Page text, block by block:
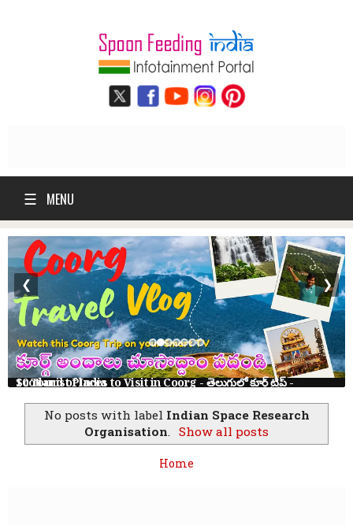
☰ MENU
10 Tourist Places to Visit in Coorg - తెలుగులో కూర్గ్ ట్రిప్ - Scotland of India
❮ ❯
No posts with label Indian Space Research
Organisation. Show all posts
Home